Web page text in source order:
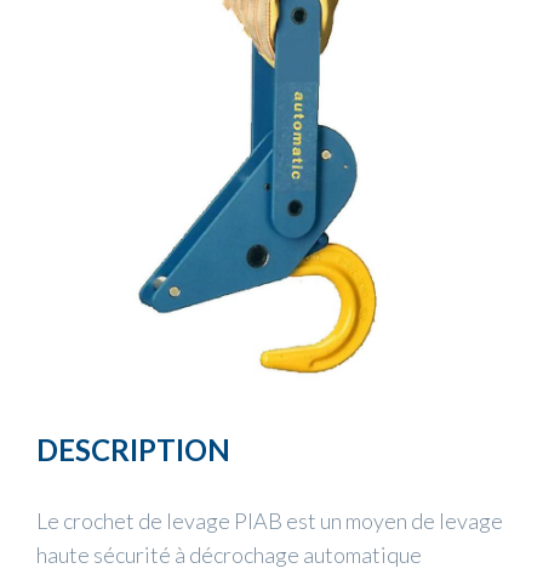
DESCRIPTION
Le crochet de levage PIAB est un moyen de levage
haute sécurité à décrochage automatique